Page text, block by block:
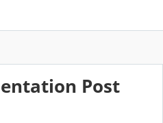
Post